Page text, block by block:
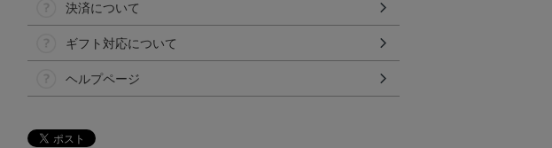
決済について
ギフト対応について
ヘルプページ